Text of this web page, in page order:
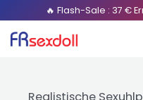
springen
🔥 Flash-Sale : 37 €
Realistische